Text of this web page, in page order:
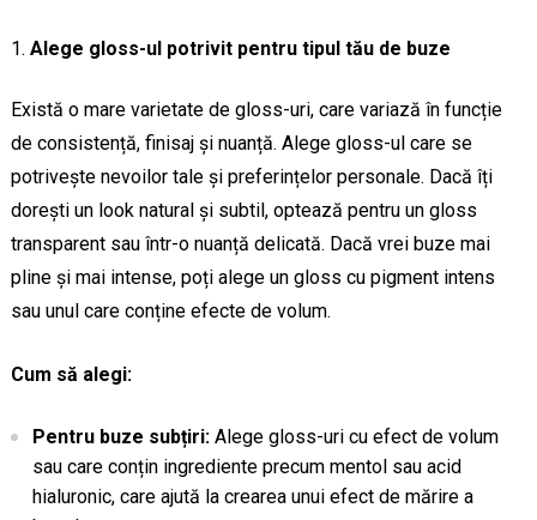
Alege gloss-ul potrivit pentru tipul tău de buze
Există o mare varietate de gloss-uri, care variază în funcție
de consistență, finisaj și nuanță. Alege gloss-ul care se
potrivește nevoilor tale și preferințelor personale. Dacă îți
dorești un look natural și subtil, optează pentru un gloss
transparent sau într-o nuanță delicată. Dacă vrei buze mai
pline și mai intense, poți alege un gloss cu pigment intens
sau unul care conține efecte de volum.
Cum să alegi:
Pentru buze subțiri:Alege gloss-uri cu efect de volum
sau care conțin ingrediente precum mentol sau acid
hialuronic, care ajută la crearea unui efect de mărire a